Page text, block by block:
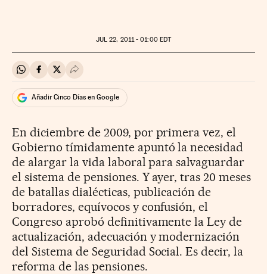
JUL 22, 2011 - 01:00EDT
Compartir en Whatsapp
Compartir en Facebook
Compartir en Twitter
Desplegar Redes Sociales
Añadir Cinco Días en Google
En diciembre de 2009, por primera vez, el
Gobierno tímidamente apuntó la necesidad
de alargar la vida laboral para salvaguardar
el sistema de pensiones. Y ayer, tras 20 meses
de batallas dialécticas, publicación de
borradores, equívocos y confusión, el
Congreso aprobó definitivamente la Ley de
actualización, adecuación y modernización
del Sistema de Seguridad Social. Es decir, la
reforma de las pensiones.